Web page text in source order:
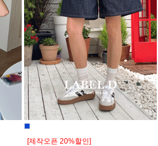
[제작오픈 20%할인]